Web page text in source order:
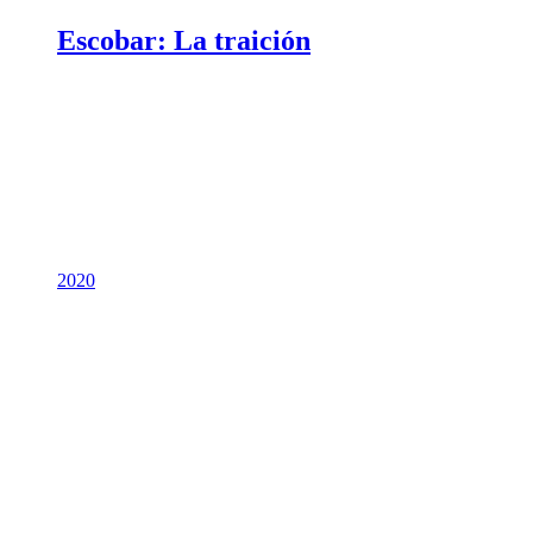
Escobar: La traición
2020